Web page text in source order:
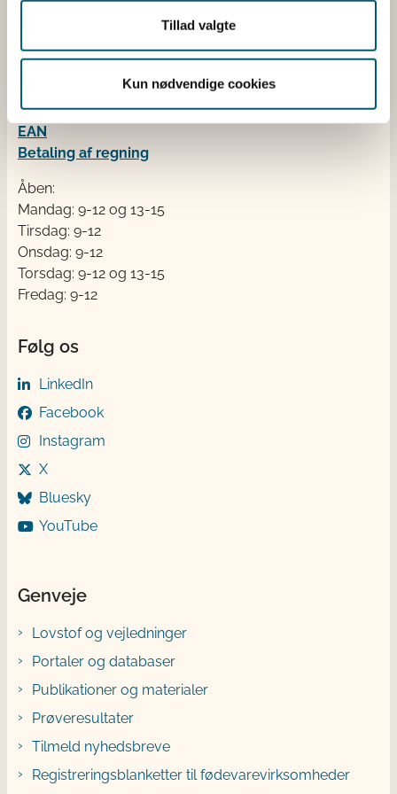
Tillad valgte
Kun nødvendige cookies
Stationsparken 31-33
CVR: 62534516
EAN
Betaling af regning
Åben:
Mandag: 9-12 og 13-15
Tirsdag: 9-12
Onsdag: 9-12
Torsdag: 9-12 og 13-15
Fredag: 9-12
Følg os
LinkedIn
Facebook
Instagram
X
Bluesky
YouTube
Genveje
Lovstof og vejledninger
Portaler og databaser
Publikationer og materialer
Prøveresultater
Tilmeld nyhedsbreve
Registreringsblanketter til fødevarevirksomheder